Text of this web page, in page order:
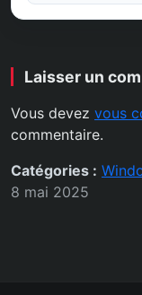
Laisser un
Vous devez vous
commentaire.
Catégories :
8 mai 2025